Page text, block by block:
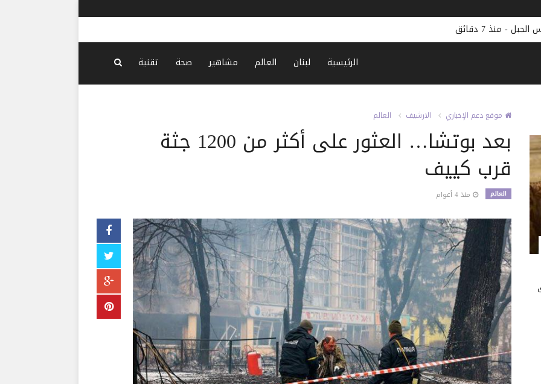
-منذ 7 دقائق
الرئيسية لبنان العالم مشاهير صحة تقنية
موقع دعم الإخباري الارشيف العالم
بعد بوتشا… العثور ‏على أكثر من 1200 جثة
قرب كييف
العالم منذ 4 أعوام